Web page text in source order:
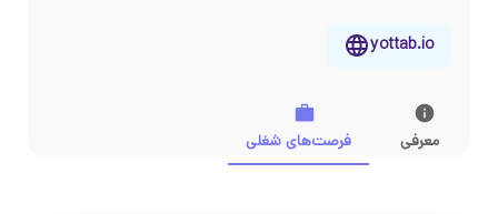
yottab.io
معرفی فرصت‌های شغلی